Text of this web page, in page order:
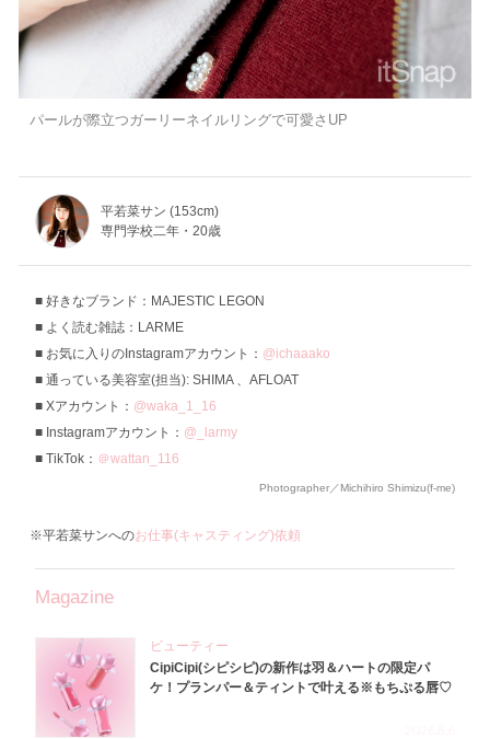
パールが際立つガーリーネイルリングで可愛さUP
平若菜サン (153cm)
専門学校二年・20歳
好きなブランド：MAJESTIC LEGON
よく読む雑誌：LARME
お気に入りのInstagramアカウント： @ichaaako
通っている美容室(担当): SHIMA 、AFLOAT
Xアカウント： @waka_1_16
Instagramアカウント： @_larmy
TikTok： ＠wattan_116
Photographer／Michihiro Shimizu(f-me)
※平若菜サンへのお仕事(キャスティング)依頼
Magazine
ビューティー
CipiCipi(シピシピ)の新作は羽＆ハートの限定パ
ケ！プランパー＆ティントで叶える※もちぷる唇♡